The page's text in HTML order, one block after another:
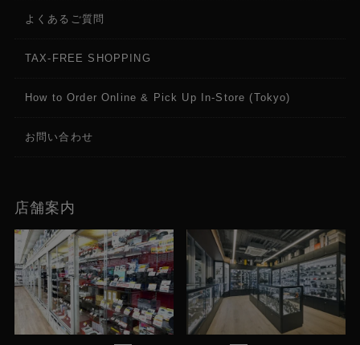
よくあるご質問
TAX-FREE SHOPPING
How to Order Online & Pick Up In-Store (Tokyo)
お問い合わせ
店舗案内